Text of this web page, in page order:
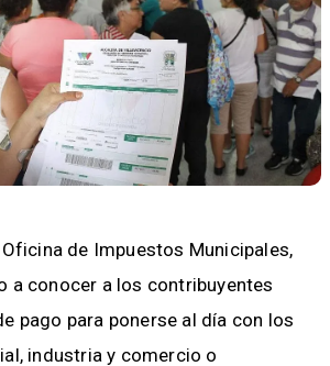
de Impuestos Municipales,
a conocer a los contribuyentes
pago para ponerse al día con los
industria y comercio o